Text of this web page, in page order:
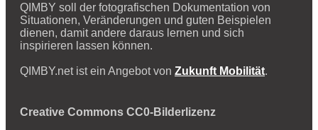
QIMBY soll der fotografischen Dokumentation von
Situationen, Veränderungen und guten Beispielen
dienen, damit andere daraus lernen und sich
inspirieren lassen können.
QIMBY.net ist ein Angebot von Zukunft Mobilität.
Creative Commons CC0-Bilderlizenz